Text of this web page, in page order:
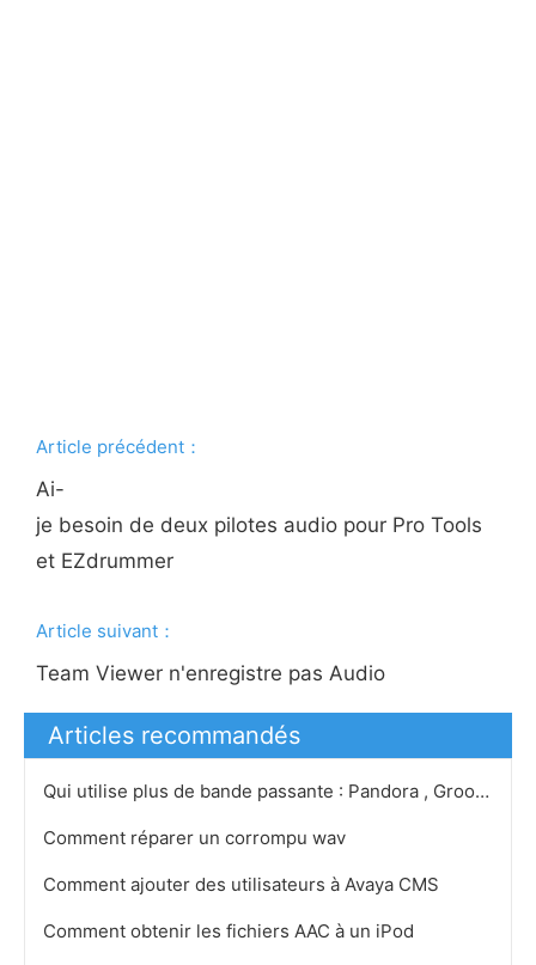
Article précédent：
Ai-
je besoin de deux pilotes audio pour Pro Tools
et EZdrummer
Article suivant：
Team Viewer n'enregistre pas Audio
Articles recommandés
Qui utilise plus de bande passante : Pandora , Grooveshark ou Spotify
Comment réparer un corrompu wav
Comment ajouter des utilisateurs à Avaya CMS
Comment obtenir les fichiers AAC à un iPod